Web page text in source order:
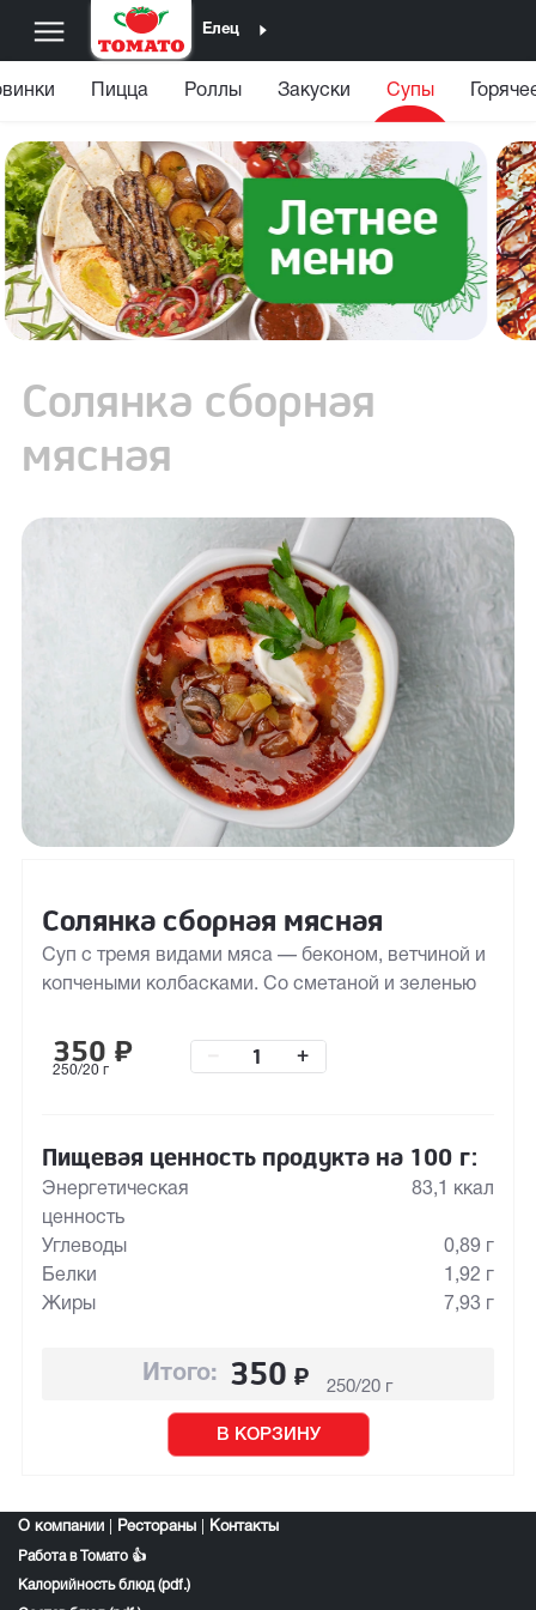
Елец
Пицца Роллы Закуски Супы
Солянка сборная
мясная
Солянка сборная мясная
Суп с тремя видами мяса — беконом, ветчиной и
копчеными колбасками. Со сметаной и зеленью
350 ₽
250/20 г
+
Пищевая ценность продукта на 100 г:
Энергетическая
ценность
83,1 ккал
Углеводы
0,89 г
Белки
1,92 г
Жиры
7,93 г
Итого: 350 ₽ 250/20 г
В КОРЗИНУ
О компании Рестораны Контакты
Работа в Томато 👍
Калорийность блюд (pdf.)